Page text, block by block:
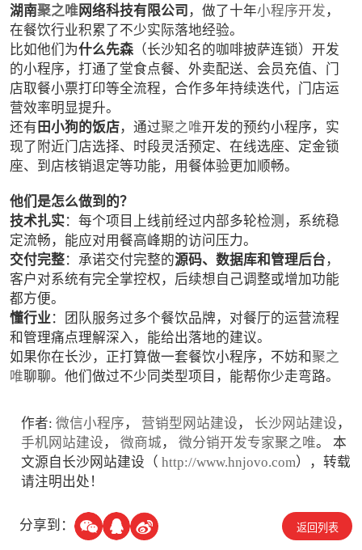
湖南聚之唯网络科技有限公司 ，做了十年小程序开发 ，
在餐饮行业积累了不少实际落地经验。
比如他们为什么先森（长沙知名的咖啡披萨连锁）开发
的小程序，打通了堂食点餐、外卖配送、会员充值、门
店取餐小票打印等全流程，合作多年持续迭代，门店运
营效率明显提升。
还有 田小狗的饭店，通过聚之唯开发的预约小程序，实
现了附近门店选择、时段灵活预定、在线选座、定金锁
座、到店核销退定等功能，用餐体验更加顺畅。
他们是怎么做到的？
技术扎实：每个项目上线前经过内部多轮检测，系统稳
定流畅，能应对用餐高峰期的访问压力。
交付完整：承诺交付完整的源码、数据库和管理后台 ，
客户对系统有完全掌控权，后续想自己调整或增加功能
都方便。
懂行业：团队服务过多个餐饮品牌，对餐厅的运营流程
和管理痛点理解深入，能给出落地的建议。
如果你在长沙，正打算做一套餐饮小程序，不妨和聚之
唯聊聊。他们做过不少同类型项目，能帮你少走弯路。
作者:微信小程序 ， 营销型网站建设 ， 长沙网站建设 ，
手机网站建设 ，微商城 ，微分销开发专家聚之唯。 本
文源自长沙网站建设（http://www.hnjovo.com），转载
请注明出处！
分享到： 返回列表